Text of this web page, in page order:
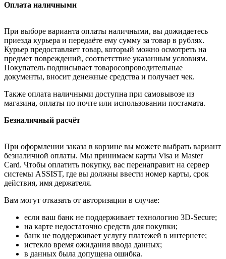
Оплата наличными
При выборе варианта оплаты наличными, вы дожидаетесь
приезда курьера и передаёте ему сумму за товар в рублях.
Курьер предоставляет товар, который можно осмотреть на
предмет повреждений, соответствие указанным условиям.
Покупатель подписывает товаросопроводительные
документы, вносит денежные средства и получает чек.
Также оплата наличными доступна при самовывозе из
магазина, оплаты по почте или использовании постамата.
Безналичный расчёт
При оформлении заказа в корзине вы можете выбрать вариант
безналичной оплаты. Мы принимаем карты Visa и Master
Card. Чтобы оплатить покупку, вас перенаправит на сервер
системы ASSIST, где вы должны ввести номер карты, срок
действия, имя держателя.
Вам могут отказать от авторизации в случае:
если ваш банк не поддерживает технологию 3D-Secure;
на карте недостаточно средств для покупки;
банк не поддерживает услугу платежей в интернете;
истекло время ожидания ввода данных;
в данных была допущена ошибка.